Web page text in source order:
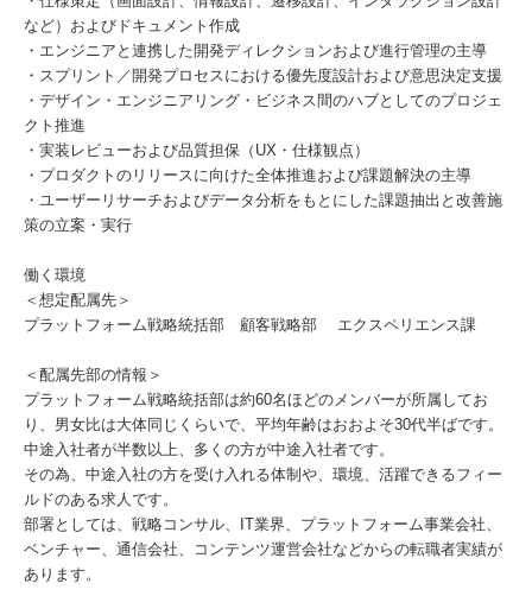
など）およびドキュメント作成
・エンジニアと連携した開発ディレクションおよび進行管理の主導
・スプリント／開発プロセスにおける優先度設計および意思決定支援
・デザイン・エンジニアリング・ビジネス間のハブとしてのプロジェ
クト推進
・実装レビューおよび品質担保（UX・仕様観点）
・プロダクトのリリースに向けた全体推進および課題解決の主導
・ユーザーリサーチおよびデータ分析をもとにした課題抽出と改善施
策の立案・実行
働く環境
＜想定配属先＞
プラットフォーム戦略統括部 顧客戦略部 エクスペリエンス課
＜配属先部の情報＞
プラットフォーム戦略統括部は約60名ほどのメンバーが所属してお
り、男女比は大体同じくらいで、平均年齢はおおよそ30代半ばです。
中途入社者が半数以上、多くの方が中途入社者です。
その為、中途入社の方を受け入れる体制や、環境、活躍できるフィー
ルドのある求人です。
部署としては、戦略コンサル、IT業界、プラットフォーム事業会社、
ベンチャー、通信会社、コンテンツ運営会社などからの転職者実績が
あります。